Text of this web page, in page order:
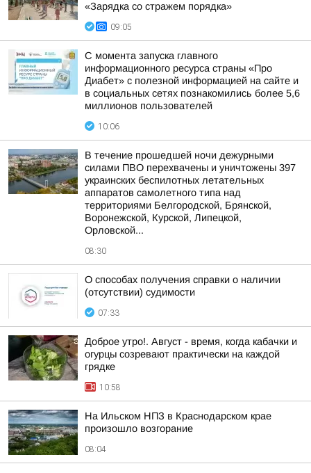
«Зарядка со стражем порядка»
09:05
С момента запуска главного
информационного ресурса страны «Про
Диабет» с полезной информацией на сайте и
в социальных сетях познакомились более 5,6
миллионов пользователей
10:06
В течение прошедшей ночи дежурными
силами ПВО перехвачены и уничтожены 397
украинских беспилотных летательных
аппаратов самолетного типа над
территориями Белгородской, Брянской,
Воронежской, Курской, Липецкой,
Орловской...
08:30
О способах получения справки о наличии
(отсутствии) судимости
07:33
Доброе утро!. Август - время, когда кабачки и
огурцы созревают практически на каждой
грядке
10:58
На Ильском НПЗ в Краснодарском крае
произошло возгорание
08:04